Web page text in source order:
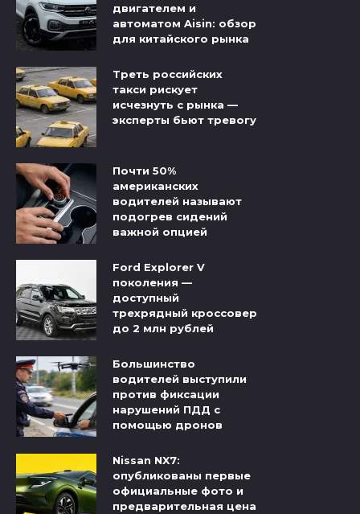
двигателем и
автоматом Aisin: обзор
для китайского рынка
Треть российских
такси рискует
исчезнуть с рынка —
эксперты бьют тревогу
Почти 50%
американских
водителей называют
подогрев сидений
важной опцией
Ford Explorer V
поколения —
доступный
трехрядный кроссовер
до 2 млн рублей
Большинство
водителей выступили
против фиксации
нарушений ПДД с
помощью дронов
Nissan NX7:
опубликованы первые
официальные фото и
предварительная цена